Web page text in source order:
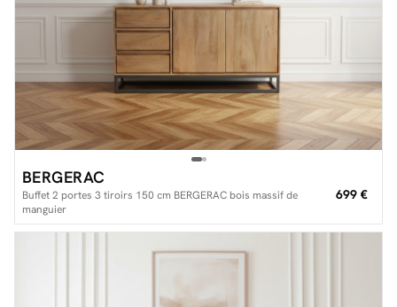
BERGERAC
Buffet 2 portes 3 tiroirs 150 cm BERGERAC bois massif de
manguier
699 €